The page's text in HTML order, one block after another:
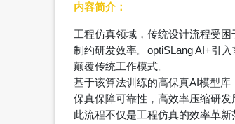
内容简介：
工程仿真领域，传统设计流程受
制约研发效率。optiSLang AI+引
颠覆传统工作模式。
基于该算法训练的高保真AI模型
保真保障可靠性，高效率压缩研发
此流程不仅是工程仿真的效率革